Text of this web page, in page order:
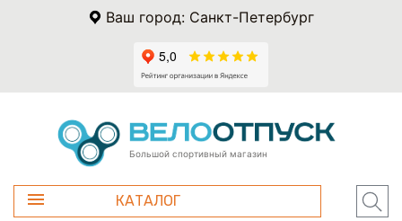
Ваш город: Санкт-Петербург
Большой спортивный магазин
КАТАЛОГ